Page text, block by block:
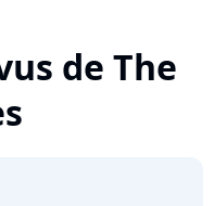
de The